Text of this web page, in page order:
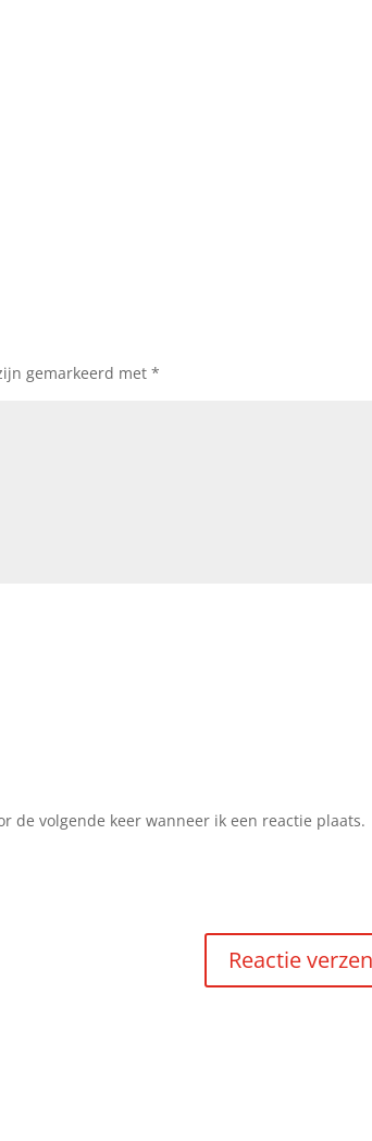
gemarkeerd met*
de volgende keer wanneer ik een reactie plaats.